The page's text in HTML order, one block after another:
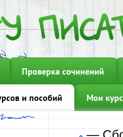
Проверка сочинений
и пособий Мои